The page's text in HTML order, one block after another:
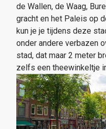
de Wallen, de Waag,
gracht en het Paleis op
kun je je tijdens deze
onder andere verbazen
stad, dat maar 2 meter
zelfs een theewinkeltje